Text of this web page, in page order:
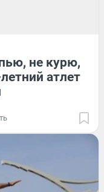
не курю,
атлет